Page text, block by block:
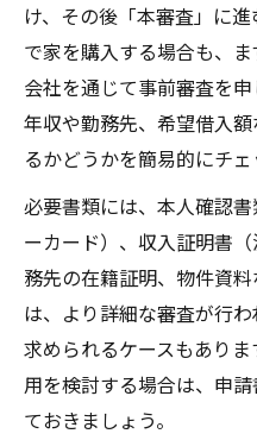
け、その後「本審査」に
で家を購入する場合も、
会社を通じて事前審査を申
年収や勤務先、希望借入
るかどうかを簡易的にチェ
必要書類には、本人確認
ーカード）、収入証明書
務先の在籍証明、物件資
は、より詳細な審査が行
求められるケースもあり
用を検討する場合は、申
ておきましょう。